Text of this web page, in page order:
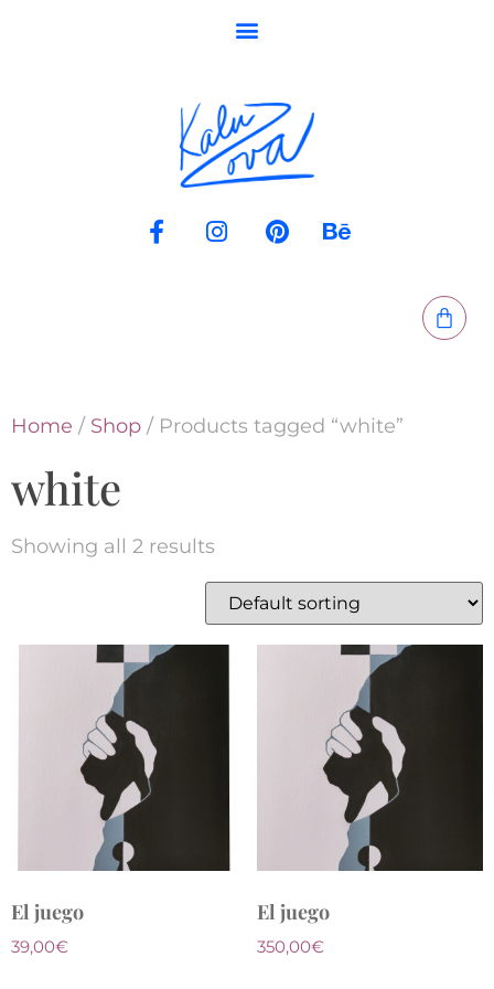
Home / Shop / Products tagged “white”
white
Showing all 2 results
El juego
39,00€
El juego
350,00€